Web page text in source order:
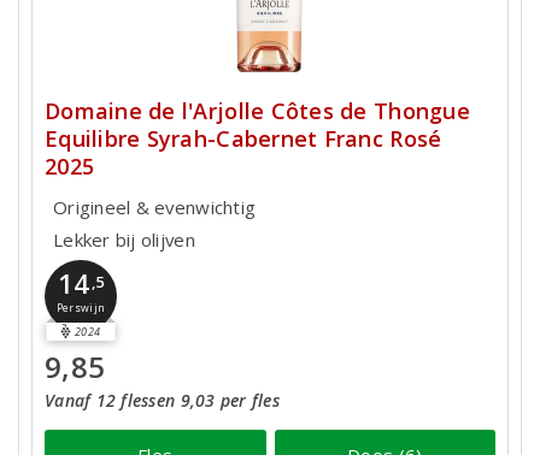
Domaine de l'Arjolle Côtes de Thongue
Equilibre Syrah-Cabernet Franc Rosé
2025
Origineel & evenwichtig
Lekker bij olijven
14,5
Perswijn
2024
9,85
Vanaf 12 flessen 9,03 per fles